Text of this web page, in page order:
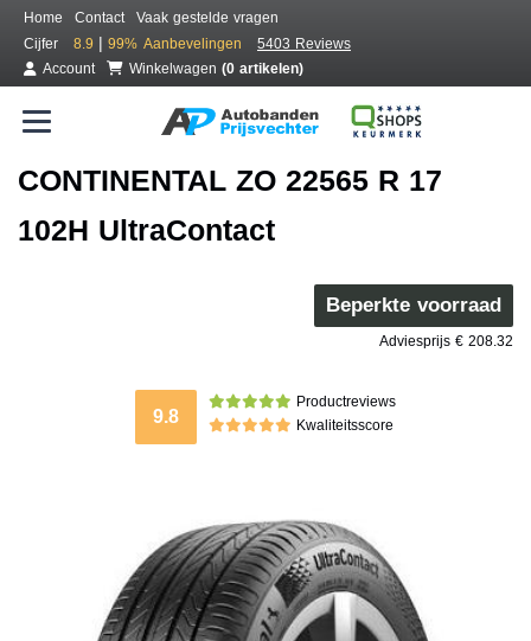
Home Contact
Vaak gestelde vragen
Cijfer
8.9 | 99% Aanbevelingen
5403 Reviews
Account
Winkelwagen (0 artikelen)
CONTINENTAL ZO 22565 R 17
102H UltraContact
Beperkte voorraad
Adviesprijs € 208.32
9.8
Productreviews
Kwaliteitsscore